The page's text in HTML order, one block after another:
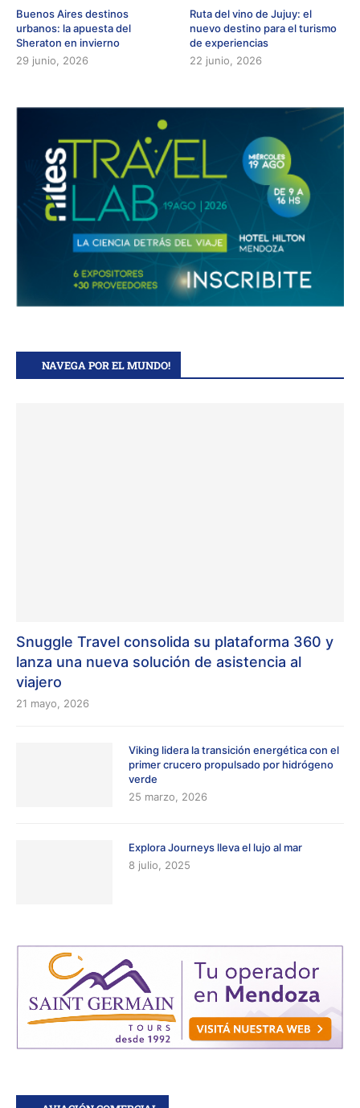
Buenos Aires destinos
urbanos: la apuesta del
Sheraton en invierno
29 junio, 2026
Ruta del vino de Jujuy: el
nuevo destino para el turismo
de experiencias
22 junio, 2026
NAVEGA POR EL MUNDO!
Snuggle Travel consolida su plataforma 360 y
lanza una nueva solución de asistencia al
viajero
21 mayo, 2026
Viking lidera la transición energética con el
primer crucero propulsado por hidrógeno
verde
25 marzo, 2026
Explora Journeys lleva el lujo al mar
8 julio, 2025